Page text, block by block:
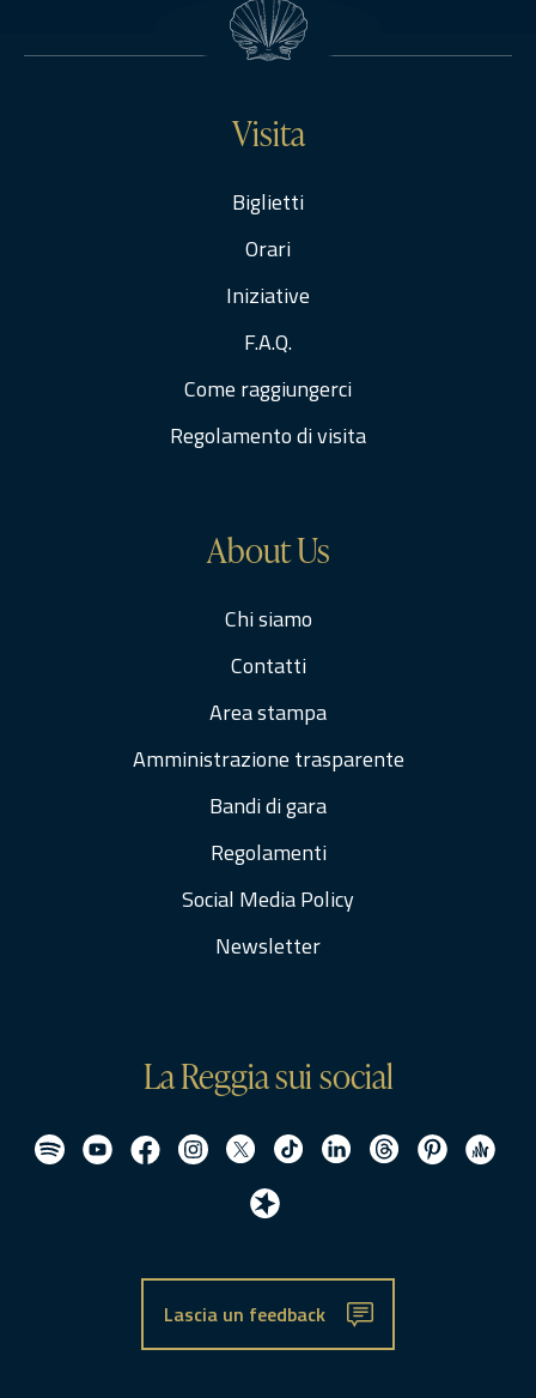
Visita
Biglietti
Orari
Iniziative
F.A.Q.
Come raggiungerci
Regolamento di visita
About Us
Chi siamo
Contatti
Area stampa
Amministrazione trasparente
Bandi di gara
Regolamenti
Social Media Policy
Newsletter
La Reggia sui social
Lascia un feedback